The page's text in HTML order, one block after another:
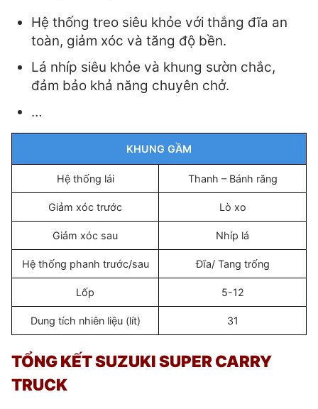
Hệ thống treo siêu khỏe với thắng đĩa an
toàn, giảm xóc và tăng độ bền.
Lá nhíp siêu khỏe và khung sườn chắc,
đảm bảo khả năng chuyên chở.
…
KHUNG GẦM
Hệ thống lái Thanh – Bánh răng
Giảm xóc trước Lò xo
Giảm xóc sau Nhíp lá
Hệ thống phanh trước/sau Đĩa/ Tang trống
Lốp 5-12
Dung tích nhiên liệu (lít) 31
TỔNG KẾT SUZUKI SUPER CARRY
TRUCK